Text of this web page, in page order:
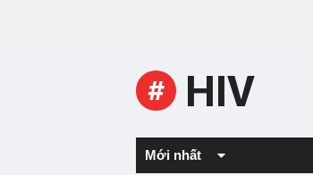
# HIV
Mới nhất